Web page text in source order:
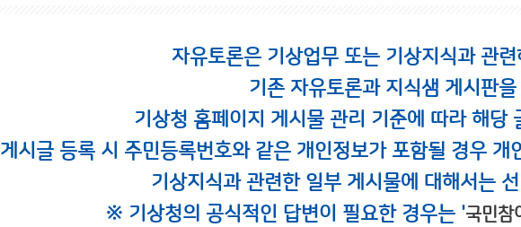
자유토론은 기상업무 또는 기상지식과 관
기존 자유토론과 지식샘 게시판
기상청 홈페이지 게시물 관리 기준에 따라 해당
게시글 등록 시 주민등록번호와 같은 개인정보가 포함될 경우
기상지식과 관련한 일부 게시물에 대해서는
※ 기상청의 공식적인 답변이 필요한 경우는 '국민참